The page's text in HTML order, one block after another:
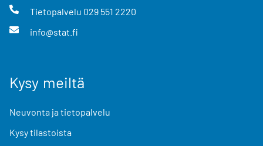
Tietopalvelu 029 551 2220
info@stat.fi
Kysy meiltä
Neuvonta ja tietopalvelu
Kysy tilastoista